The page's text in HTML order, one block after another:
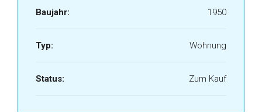
Baujahr: 1950
Typ: Wohnung
Status: Zum Kauf